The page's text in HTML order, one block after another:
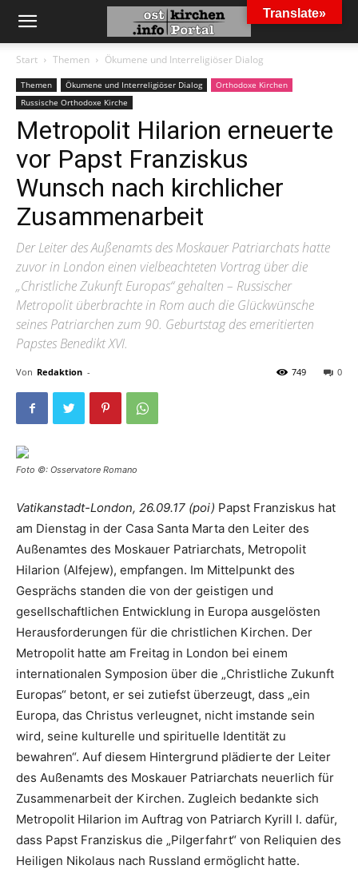
Start Themen Ökumene und Interreligiöser Dialog
Themen Ökumene und Interreligiöser Dialog
Orthodoxe Kirchen
Russische Orthodoxe Kirche
Metropolit Hilarion erneuerte
vor Papst Franziskus
Wunsch nach kirchlicher
Zusammenarbeit
Der Leiter des Außenamts des Moskauer Patriarchats hatte
zuvor in London einen vielbeachteten Vortrag über die
„Christliche Zukunft Europas“ gehalten – Russischer
Metropolit überbrachte in Rom auch die Glückwünsche
seines Patriarchen zum 90. Geburtstag des emeritierten
Papstes Benedikt XVI.
Von Redaktion - 0
749
Foto ©: Osservatore Romano
Vatikanstadt-London, 26.09.17 (poi) Papst Franziskus hat
am Dienstag in der Casa Santa Marta den Leiter des
Außenamtes des Moskauer Patriarchats, Metropolit
Hilarion (Alfejew), empfangen. Im Mittelpunkt des
Gesprächs standen die von der geistigen und
gesellschaftlichen Entwicklung in Europa ausgelösten
Herausforderungen für die christlichen Kirchen. Der
Metropolit hatte am Freitag in London bei einem
internationalen Symposion über die „Christliche Zukunft
Europas“ betont, er sei zutiefst überzeugt, dass „ein
Europa, das Christus verleugnet, nicht imstande sein
wird, seine kulturelle und spirituelle Identität zu
bewahren“. Auf diesem Hintergrund plädierte der Leiter
des Außenamts des Moskauer Patriarchats neuerlich für
Zusammenarbeit der Kirchen. Zugleich bedankte sich
Metropolit Hilarion im Auftrag von Patriarch Kyrill I. dafür,
dass Papst Franziskus die „Pilgerfahrt“ von Reliquien des
Heiligen Nikolaus nach Russland ermöglicht hatte.
Translate»